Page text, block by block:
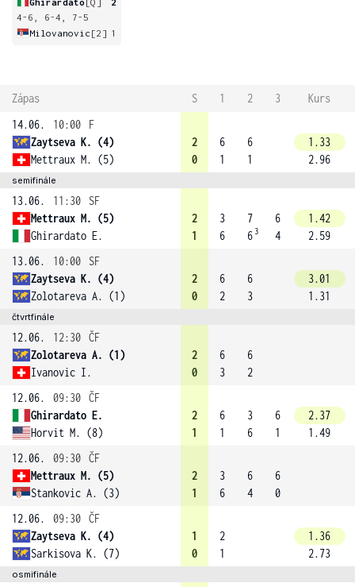
Ghirardato [Q]
2
4-6, 6-4, 7-5
Milovanovic [2] 1
Zápas S 1 2 3
Kurs
14.06.
10:00
F
Zaytseva K. (4)
Mettraux M. (5)
2
0
6
1
6
1
1.33
2.96
semifinále
13.06. 11:30
SF
Mettraux M. (5)
Ghirardato E.
2
1
3
6
7
6 3
6
4
1.42
2.59
13.06.
10:00
SF
Zaytseva K. (4)
Zolotareva A. (1)
2
0
6
2
6
3
3.01
1.31
čtvrtfinále
12.06. 12:30 ČF
Zolotareva A. (1)
Ivanovic I.
2
0
6
3
6
2
12.06.
09:30 ČF
Ghirardato E.
Horvit M. (8)
2
1
6
1
3
6
6
1
2.37
1.49
12.06.
09:30 ČF
Mettraux M. (5)
Stankovic A. (3)
2
1
3
6
6
4
6
0
12.06.
09:30 ČF
Zaytseva K. (4)
Sarkisova K. (7)
1
0
2
1
1.36
2.73
osmifinále